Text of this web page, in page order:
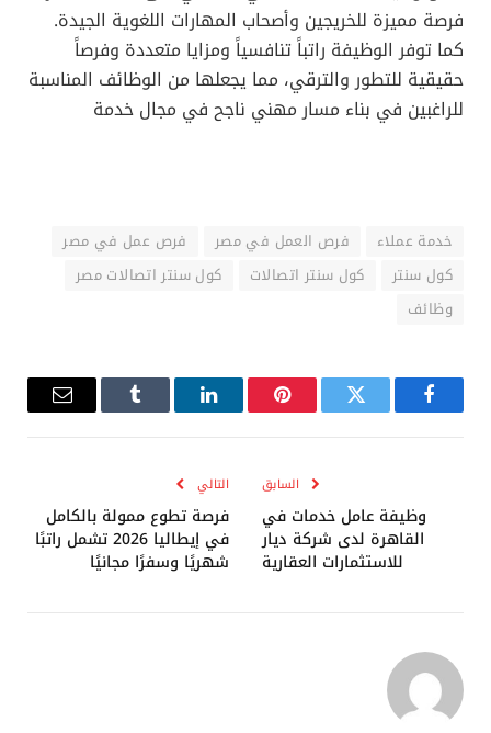
فرصة مميزة للخريجين وأصحاب المهارات اللغوية الجيدة.
كما توفر الوظيفة راتباً تنافسياً ومزايا متعددة وفرصاً
حقيقية للتطور والترقي، مما يجعلها من الوظائف المناسبة
للراغبين في بناء مسار مهني ناجح في مجال خدمة
خدمة عملاء فرص العمل في مصر
فرص عمل في مصر
كول سنتر
كول سنتر اتصالات
كول سنتر اتصالات مصر
وظائف
فيسبوك تويتر بينتيريستلينكدإن Tumblr
البريد
السابق
وظيفة عامل خدمات في
القاهرة لدى شركة ديار
للاستثمارات العقارية
التالي
فرصة تطوع ممولة بالكامل
في إيطاليا 2026 تشمل راتبًا
شهريًا وسفرًا مجانيًا